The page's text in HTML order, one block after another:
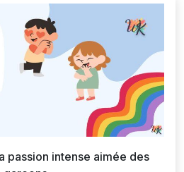
passion intense aimée des